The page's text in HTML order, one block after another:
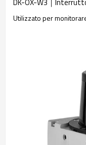
Utilizzato per